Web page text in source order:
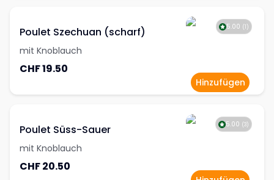
Poulet Szechuan (scharf)
mit Knoblauch
CHF 19.50
5.00 (1 )
Hinzufügen
Poulet Süss-Sauer
mit Knoblauch
CHF 20.50
5.00 (3)